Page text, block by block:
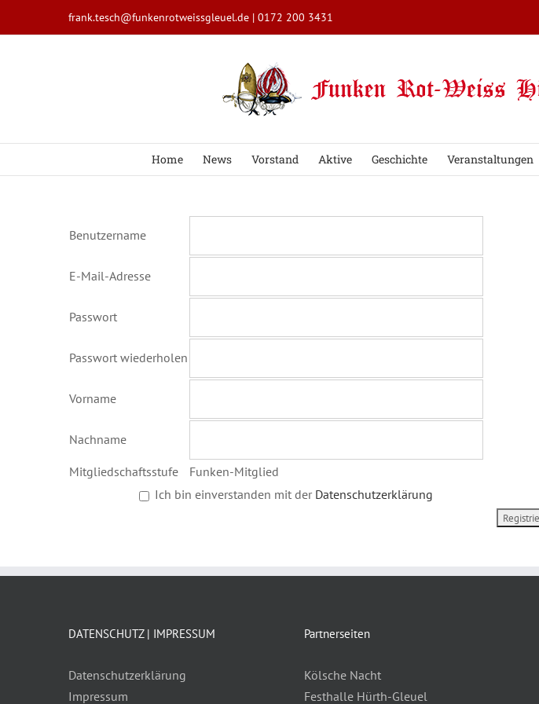
Inhalt
frank.tesch@funkenrotweissgleuel.de | 0172 200 3431
Home News Vorstand Aktive Geschichte Veranstaltungen
Benutzername
E-Mail-Adresse
Passwort
Passwort wiederholen
Vorname
Nachname
Mitgliedschaftsstufe
Funken-Mitglied
Ich bin einverstanden mit der Datenschutzerklärung
DATENSCHUTZ | IMPRESSUM
Datenschutzerklärung
Impressum
Partnerseiten
Kölsche Nacht
Festhalle Hürth-Gleuel